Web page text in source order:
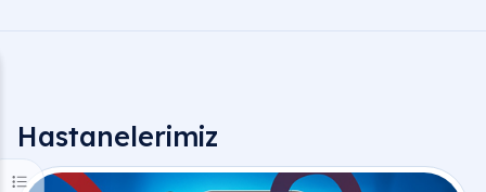
Hastanelerimiz